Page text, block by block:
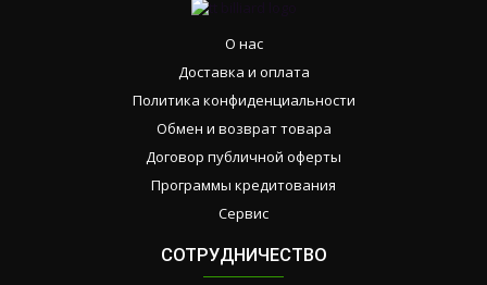
О нас
Доставка и оплата
Политика конфиденциальности
Обмен и возврат товара
Договор публичной оферты
Программы кредитования
Сервис
СОТРУДНИЧЕСТВО